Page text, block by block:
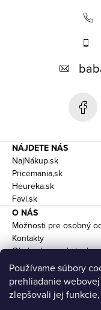
Používame súbory
prehliadanie
zlepšovali jej
NÁJDETE NÁS
NajNákup.sk
Pricemania,sk
Heureka.sk
Favi.sk
O NÁS
Možnosti pre osobný
Kontakty
Obchodne podmienky
Doprava